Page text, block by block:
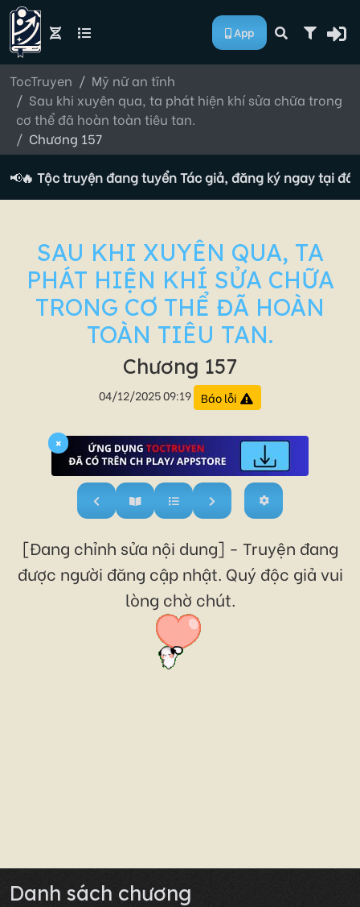
App
TocTruyen
Mỹ nữ an tĩnh
Sau khi xuyên qua, ta phát hiện khí sửa chữa trong
cơ thể đã hoàn toàn tiêu tan.
Chương 157
📢
🔥 Tộc truyện đang tuyển Tác giả, đăng ký ngay tại đây!
SAU KHI XUYÊN QUA, TA
PHÁT HIỆN KHÍ SỬA CHỮA
TRONG CƠ THỂ ĐÃ HOÀN
TOÀN TIÊU TAN.
Chương 157
04/12/2025 09:19 Báo lỗi
×
[Đang chỉnh sửa nội dung] - Truyện đang
được người đăng cập nhật. Quý độc giả vui
lòng chờ chút.
Danh sách chương